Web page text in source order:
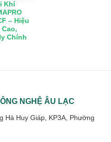
Khí
– Hiệu
Chính
NGHỆ ÂU LẠC
Hà Huy Giáp, KP3A, Phường